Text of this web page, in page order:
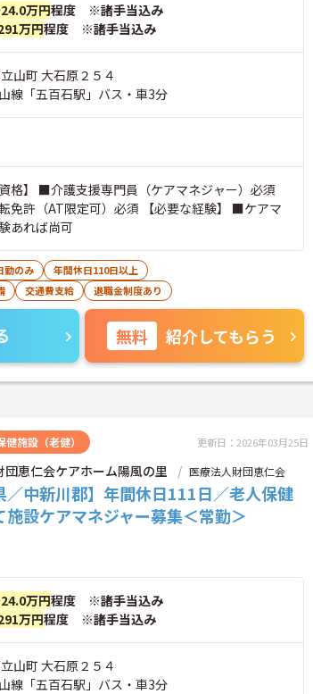
万円程度 ※諸手当込み
万円程度 ※諸手当込み
山町 大石原２５４
線「五百石駅」バス・車3分
資格】 ■介護支援専門員（ケアマネジャー）必須
定可）必須 【必要な経験】 ■ケアマ
あれば尚可
勤のみ
年間休日110日以上
交通費支給 退職金制度あり
無料 紹介してもらう
施設（老健） 更新日：2026年03月25日
団恵仁会ケアホーム陽風の里 医療法人財団恵仁会
／中新川郡】年間休日111日／老人保健
施設ケアマネジャー募集＜常勤＞
万円程度 ※諸手当込み
万円程度 ※諸手当込み
山町 大石原２５４
線「五百石駅」バス・車3分